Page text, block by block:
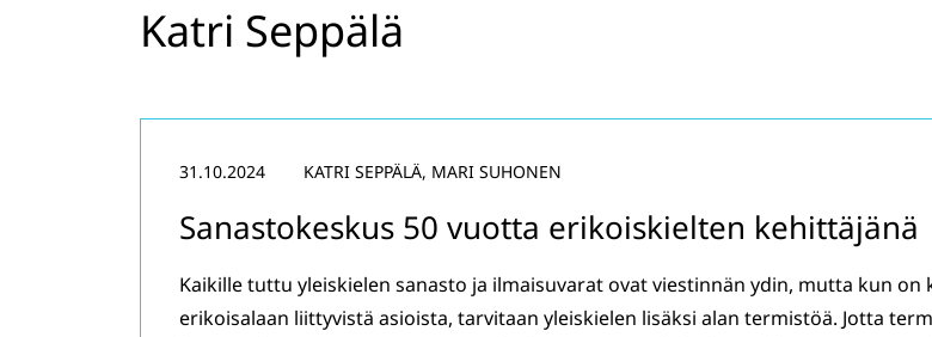
Katri Seppälä
Sanastokeskus 50 vuotta erikoiskielten kehittäjänä
31.10.2024 KATRI SEPPÄLÄ, MARI SUHONEN
Kaikille tuttu yleiskielen sanasto ja ilmaisuvarat ovat viestinnän ydin, mutta kun on
erikoisalaan liittyvistä asioista, tarvitaan yleiskielen lisäksi alan termistöä. Jotta